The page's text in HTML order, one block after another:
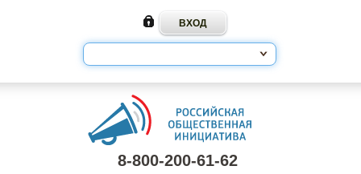
8-800-200-61-62